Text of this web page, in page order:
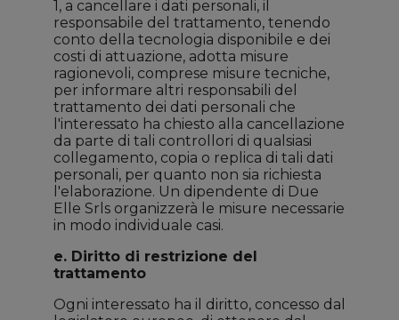
1, a cancellare i dati personali, il
responsabile del trattamento, tenendo
conto della tecnologia disponibile e dei
costi di attuazione, adotta misure
ragionevoli, comprese misure tecniche,
per informare altri responsabili del
trattamento dei dati personali che
l'interessato ha chiesto alla cancellazione
da parte di tali controllori di qualsiasi
collegamento, copia o replica di tali dati
personali, per quanto non sia richiesta
l'elaborazione. Un dipendente di Due
Elle Srls organizzerà le misure necessarie
in modo individuale casi.
e. Diritto di restrizione del
trattamento
Ogni interessato ha il diritto, concesso dal